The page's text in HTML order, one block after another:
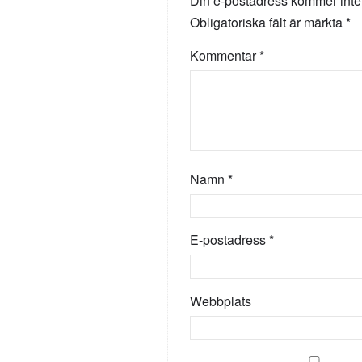
Obligatoriska fält är märkta*
Kommentar*
Namn*
E-postadress*
Webbplats